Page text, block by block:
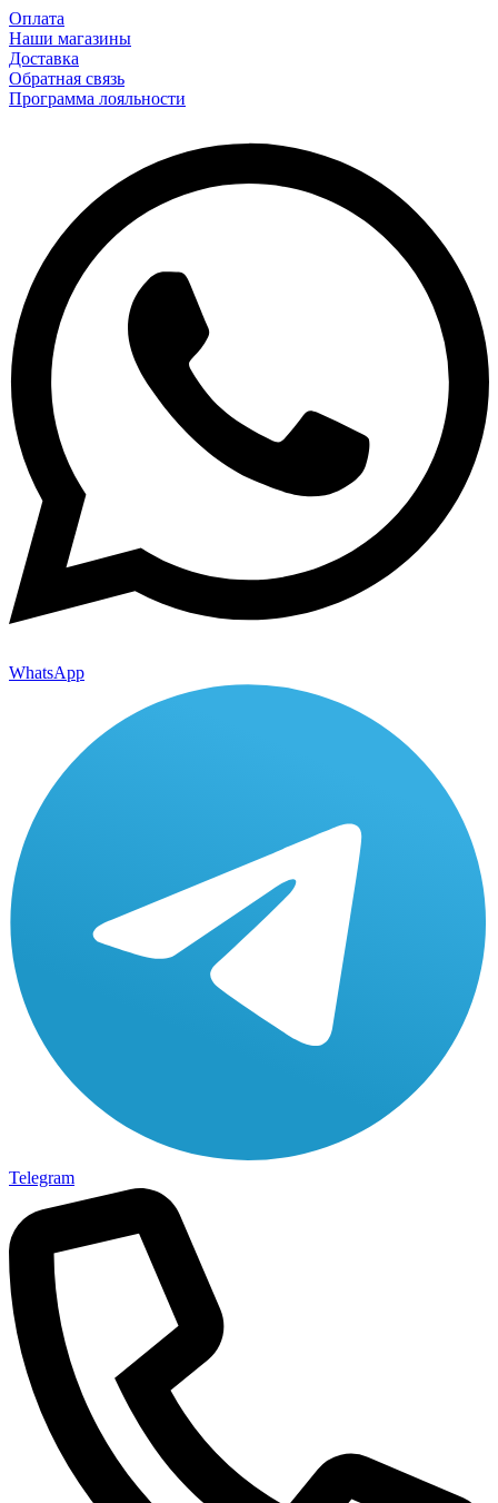
Оплата
Наши магазины
Доставка
Обратная связь
Программа лояльности
WhatsApp
Telegram